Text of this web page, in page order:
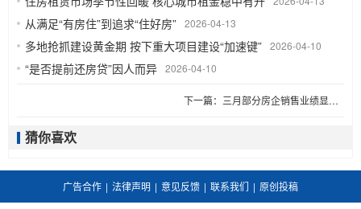
从满足“有房住”到追求“住好房” 2026-04-13
多地抢抓建设黄金期 按下重大项目建设“加速键” 2026-04-10
“是否提前还房贷”因人而异 2026-04-10
下一篇： 三月部分房企销售业绩显著改善
猜你喜欢
广告合作 | 法律声明 | 意见反馈 | 联系我们 | 原创投稿